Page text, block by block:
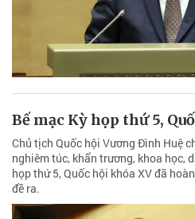
Bế mạc Kỳ họp thứ 5,
Chủ tịch Quốc hội Vương Đình Huệ
nghiêm túc, khẩn trương, khoa học,
họp thứ 5, Quốc hội khóa XV đã
đề ra.